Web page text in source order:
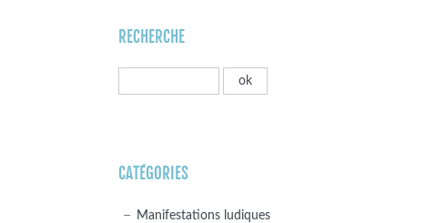
RECHERCHE
CATÉGORIES
Manifestations ludiques